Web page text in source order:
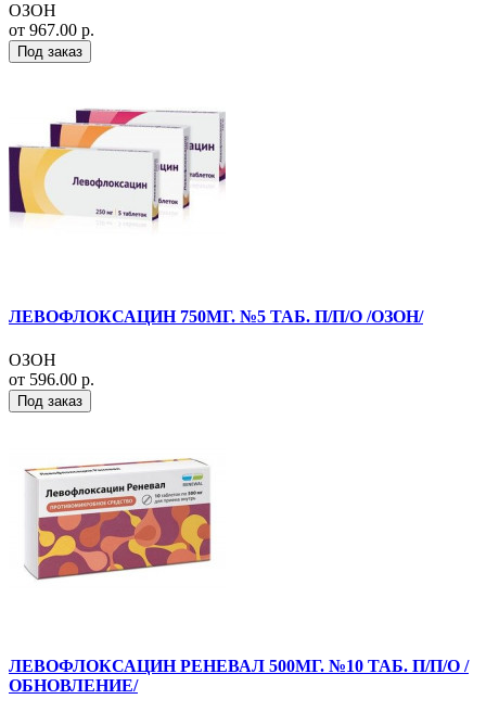
ОЗОН
от 967.00 р.
Под заказ
ЛЕВОФЛОКСАЦИН 750МГ. №5 ТАБ. П/П/О /ОЗОН/
ОЗОН
от 596.00 р.
Под заказ
ЛЕВОФЛОКСАЦИН РЕНЕВАЛ 500МГ. №10 ТАБ. П/П/О /
ОБНОВЛЕНИЕ/